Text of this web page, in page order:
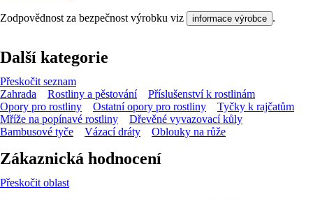
Zodpovědnost za bezpečnost výrobku viz informace výrobce .
Další kategorie
Přeskočit seznam
Zahrada
Rostliny a pěstování
Příslušenství k rostlinám
Opory pro rostliny
Ostatní opory pro rostliny
Tyčky k rajčatům
Mříže na popínavé rostliny
Dřevěné vyvazovací kůly
Bambusové tyče
Vázací dráty Oblouky na růže
Zákaznická hodnocení
Přeskočit oblast